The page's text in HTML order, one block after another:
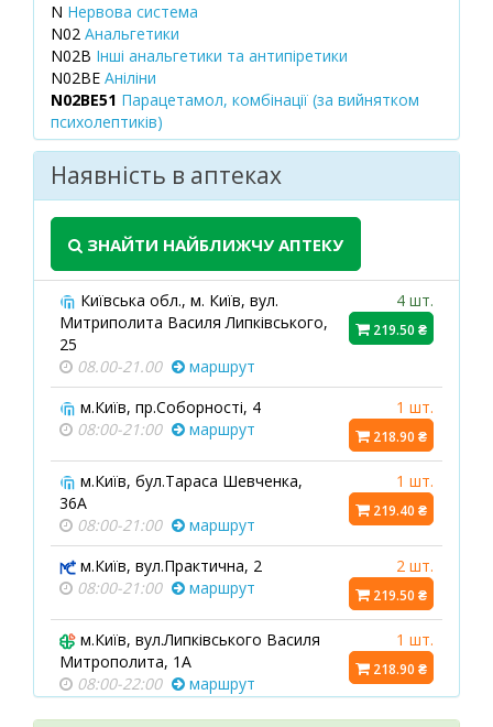
N Нервова система
N02 Анальгетики
N02B Інші анальгетики та антипіретики
N02BE Аніліни
N02BE51 Парацетамол, комбінації (за вийнятком
психолептиків)
Наявність в аптеках
ЗНАЙТИ НАЙБЛИЖЧУ АПТЕКУ
Київська обл., м. Київ, вул.
Митриполита Василя Липківського,
25
08.00-21.00
маршрут
4 шт.
219.50 ₴
м.Київ, пр.Соборності, 4
08:00-21:00
маршрут
1 шт.
218.90 ₴
м.Київ, бул.Тараса Шевченка,
36А
08:00-21:00
маршрут
1 шт.
219.40 ₴
м.Київ, вул.Практична, 2
08:00-21:00
маршрут
2 шт.
219.50 ₴
м.Київ, вул.Липківського Василя
Митрополита, 1А
08:00-22:00
маршрут
1 шт.
218.90 ₴